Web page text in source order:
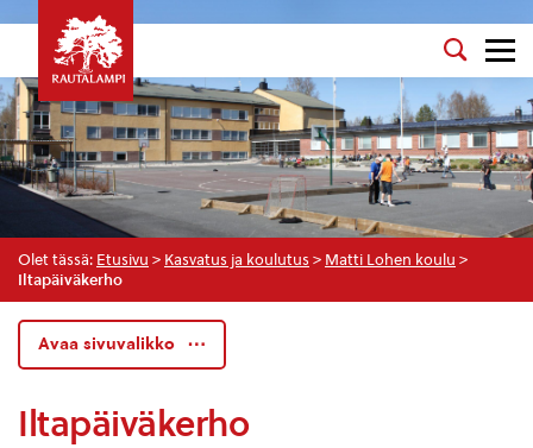
Olet tässä: Etusivu > Kasvatus ja koulutus > Matti Lohen koulu >
Iltapäiväkerho
Avaa sivuvalikko
Iltapäiväkerho